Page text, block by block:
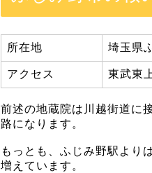
所在地 埼玉県
アクセス 東武東
前述の地蔵院は川越街道に
路になります。
もっとも、ふじみ野駅より
増えています。